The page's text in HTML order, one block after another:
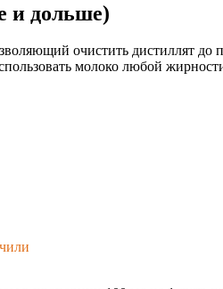
и дольше)
очистить дистиллят до
молоко любой